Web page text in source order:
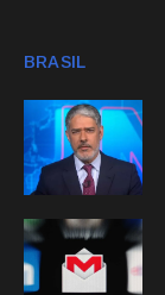
BRASIL